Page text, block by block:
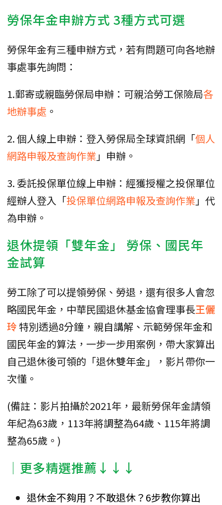
勞保年金申辦方式 3種方式可選
勞保年金有三種申辦方式，若有問題可向各地辦
事處事先詢問：
1.郵寄或親臨勞保局申辦：可親洽勞工保險局各
地辦事處 。
2. 個人線上申辦：登入勞保局全球資訊網「個人
網路申報及查詢作業 」申辦。
3. 委託投保單位線上申辦：經獲授權之投保單位
經辦人登入「投保單位網路申報及查詢作業 」代
為申辦。
退休提領「雙年金」 勞保、國民年
金試算
勞工除了可以提領勞保、勞退，還有很多人會忽
略國民年金，中華民國退休基金協會理事長王儷
玲 特別透過8分鐘，親自講解、示範勞保年金和
國民年金的算法，一步一步用案例，帶大家算出
自己退休後可領的「退休雙年金」，影片帶你一
次懂。
(備註：影片拍攝於2021年，最新勞保年金請領
年紀為63歲，113年將調整為64歲、115年將調
整為65歲。)
│更多精選推薦↓↓↓
退休金不夠用？不敢退休？6步教你算出